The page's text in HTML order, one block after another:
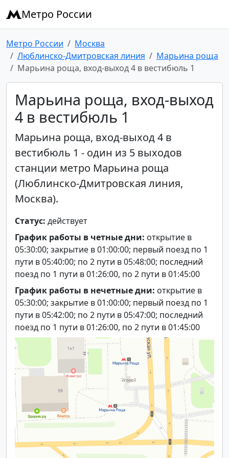
Метро России
Метро России
Москва
Люблинско-Дмитровская линия
Марьина роща
Марьина роща, вход-выход 4 в вестибюль 1
Марьина роща, вход-выход
4 в вестибюль 1
Марьина роща, вход-выход 4 в
вестибюль 1 - один из 5 выходов
станции метро Марьина роща
(Люблинско-Дмитровская линия,
Москва).
Статус: действует
График работы в четные дни: открытие в
05:30:00; закрытие в 01:00:00; первый поезд по 1
пути в 05:40:00; по 2 пути в 05:48:00; последний
поезд по 1 пути в 01:26:00, по 2 пути в 01:45:00
График работы в нечетные дни: открытие в
05:30:00; закрытие в 01:00:00; первый поезд по 1
пути в 05:42:00; по 2 пути в 05:47:00; последний
поезд по 1 пути в 01:26:00, по 2 пути в 01:45:00